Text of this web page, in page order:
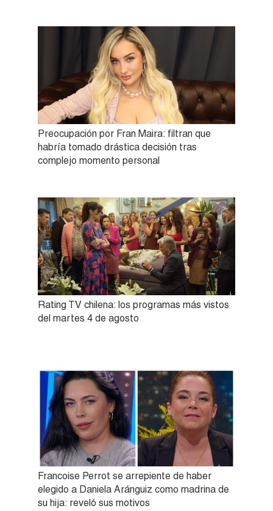
Preocupación por Fran Maira: filtran que
habría tomado drástica decisión tras
complejo momento personal
Rating TV chilena: los programas más vistos
del martes 4 de agosto
Francoise Perrot se arrepiente de haber
elegido a Daniela Aránguiz como madrina de
su hija: reveló sus motivos